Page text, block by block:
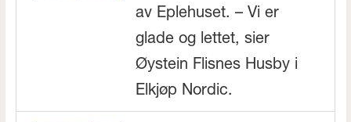
av Eplehuset. – Vi er
glade og lettet, sier
Øystein Flisnes Husby i
Elkjøp Nordic.